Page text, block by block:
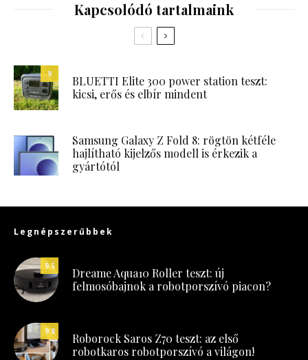
Kapcsolódó tartalmaink
9
BLUETTI Elite 300 power station teszt:
kicsi, erős és elbír mindent
Samsung Galaxy Z Fold 8: rögtön kétféle
hajlítható kijelzős modell is érkezik a
gyártótól
Legnépszerűbbek
9.5
Dreame Aqua10 Roller teszt: új
felmosóbajnok a robotporszívó piacon?
9.8
Roborock Saros Z70 teszt: az első
robotkaros robotporszívó a világon!